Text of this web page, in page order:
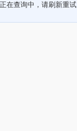
正在查询中，请刷新重试